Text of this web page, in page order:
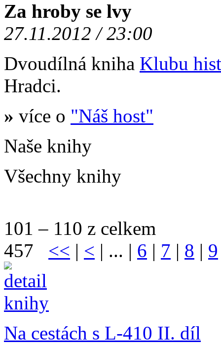
Za hroby se lvy
27.11.2012 / 23:00
Dvoudílná kniha Klubu
Hradci.
» více o "Náš host"
Naše knihy
Všechny knihy
101 – 110 z celkem
457 << | < | ... | 6 | 7 | 8 | 9
Na cestách s L-410 II. díl